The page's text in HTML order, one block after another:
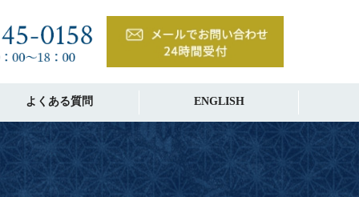
よくある質問 ENGLISH